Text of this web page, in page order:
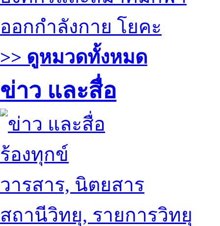
ออกกำลังกาย โยคะ
>> ดูหมวดทั้งหมด
ข่าว และสื่อ
ร้องทุกข์
วารสาร, นิตยสาร
สถานีวิทยุ, รายการวิทยุ